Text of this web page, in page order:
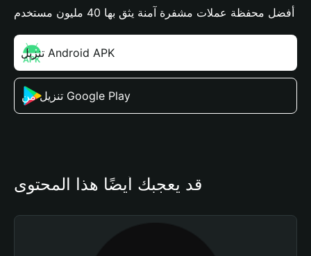
أفضل محفظة عملات مشفرة آمنة يثق بها 40 مليون مستخدم
تنزيل Android APK
تنزيل من Google Play
قد يعجبك أيضًا هذا المحتوى